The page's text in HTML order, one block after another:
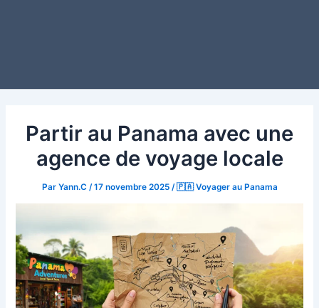
Partir au Panama avec une
agence de voyage locale
Par Yann.C /17 novembre 2025 /🇵🇦 Voyager au Panama